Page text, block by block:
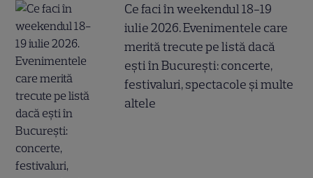
Ce faci în weekendul 18-19
iulie 2026. Evenimentele care
merită trecute pe listă dacă
ești în București: concerte,
festivaluri, spectacole și multe
altele